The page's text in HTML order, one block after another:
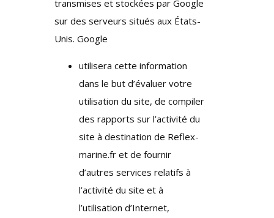
transmises et stockées par Google
sur des serveurs situés aux États-
Unis. Google
utilisera cette information
dans le but d’évaluer votre
utilisation du site, de compiler
des rapports sur l’activité du
site à destination de Reflex-
marine.fr et de fournir
d’autres services relatifs à
l’activité du site et à
l’utilisation d’Internet,